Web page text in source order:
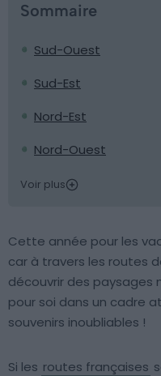
Sommaire
Sud-Ouest
Sud-Est
Nord-Est
Nord-Ouest
Voir plus
Cette année pour les
car à travers les routes
découvrir des paysages
pour soi dans un cadre
souvenirs inoubliables !
Si les routes françaises